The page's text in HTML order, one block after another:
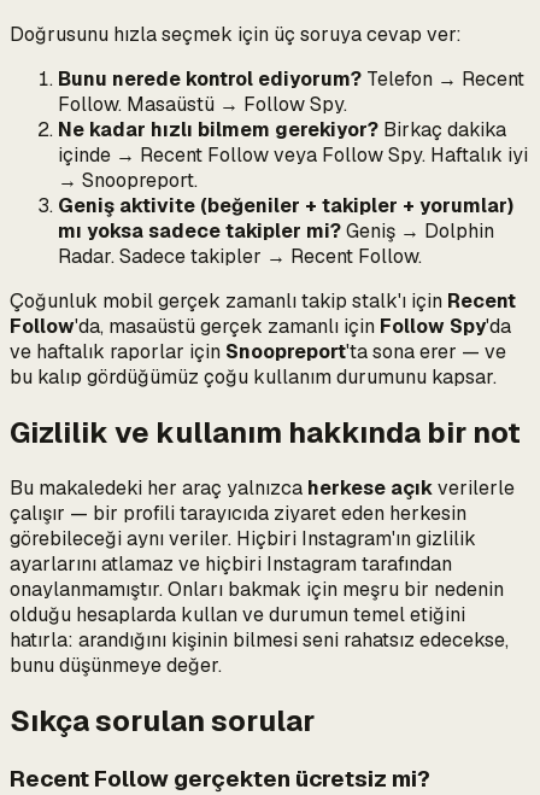
Doğrusunu hızla seçmek için üç soruya cevap ver:
Bunu nerede kontrol ediyorum? Telefon → Recent
Follow. Masaüstü → Follow Spy.
Ne kadar hızlı bilmem gerekiyor? Birkaç dakika
içinde → Recent Follow veya Follow Spy. Haftalık iyi
→ Snoopreport.
Geniş aktivite (beğeniler + takipler + yorumlar)
mı yoksa sadece takipler mi?Geniş → Dolphin
Radar. Sadece takipler → Recent Follow.
Çoğunluk mobil gerçek zamanlı takip stalk'ı için Recent
Follow'da, masaüstü gerçek zamanlı için Follow Spy'da
ve haftalık raporlar için Snoopreport'ta sona erer — ve
bu kalıp gördüğümüz çoğu kullanım durumunu kapsar.
Gizlilik ve kullanım hakkında bir not
Bu makaledeki her araç yalnızca herkese açıkverilerle
çalışır — bir profili tarayıcıda ziyaret eden herkesin
görebileceği aynı veriler. Hiçbiri Instagram'ın gizlilik
ayarlarını atlamaz ve hiçbiri Instagram tarafından
onaylanmamıştır. Onları bakmak için meşru bir nedenin
olduğu hesaplarda kullan ve durumun temel etiğini
hatırla: arandığını kişinin bilmesi seni rahatsız edecekse,
bunu düşünmeye değer.
Sıkça sorulan sorular
Recent Follow gerçekten ücretsiz mi?